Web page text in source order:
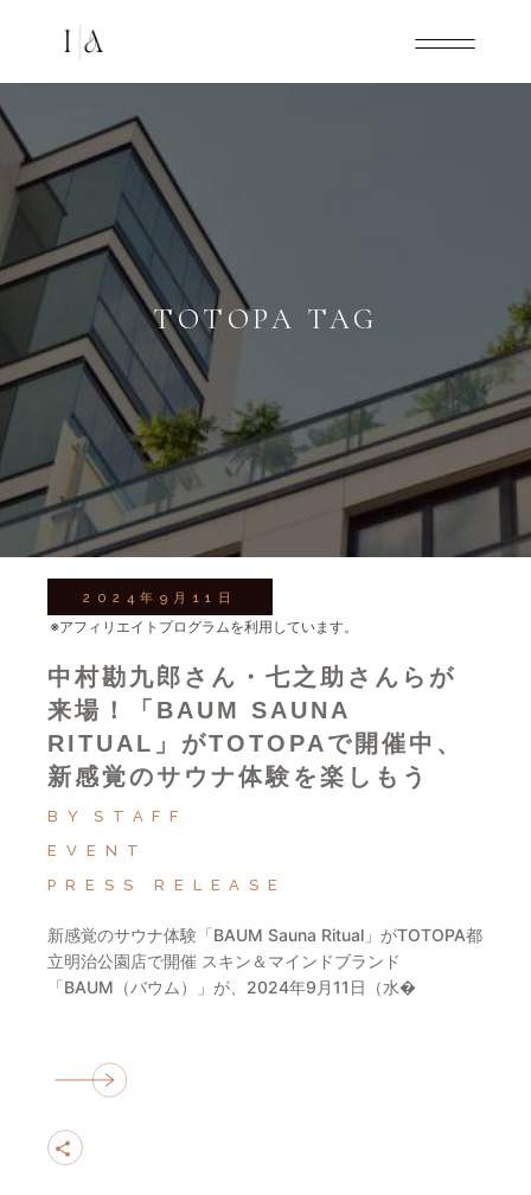
TOTOPA TAG
2024年9月11日
中村勘九郎さん・七之助さんらが
来場！「BAUM SAUNA
RITUAL」がTOTOPAで開催中、
新感覚のサウナ体験を楽しもう
BY
STAFF
EVENT
PRESS RELEASE
新感覚のサウナ体験「BAUM Sauna Ritual」がTOTOPA都
立明治公園店で開催 スキン＆マインドブランド
「BAUM（バウム）」が、2024年9月11日（水�
※アフィリエイトプログラムを利用しています。